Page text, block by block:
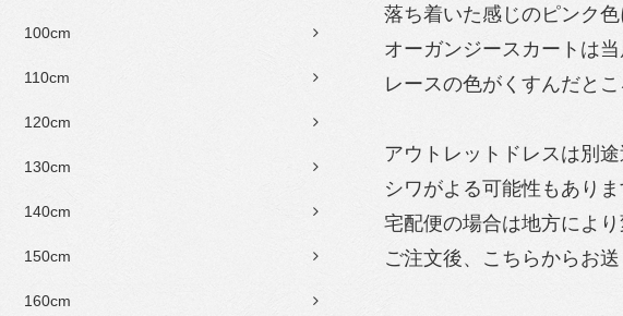
100cm
110cm
120cm
130cm
140cm
150cm
160cm
落ち着いた感じのピンク色
オーガンジースカートは
レースの色がくすんだと
アウトレットドレスは別途
シワがよる可能性もあり
宅配便の場合は地方によ
ご注文後、こちらからお